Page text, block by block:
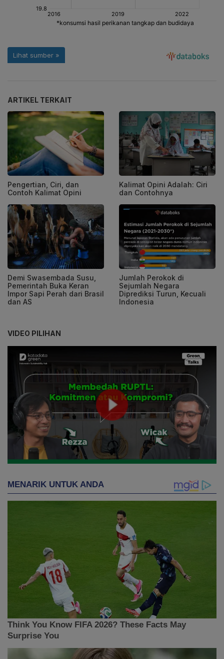
ARTIKEL TERKAIT
Pengertian, Ciri, dan
Contoh Kalimat Opini
Kalimat Opini Adalah: Ciri
dan Contohnya
Demi Swasembada Susu,
Pemerintah Buka Keran
Impor Sapi Perah dari Brasil
dan AS
Jumlah Perokok di
Sejumlah Negara
Diprediksi Turun, Kecuali
Indonesia
VIDEO PILIHAN